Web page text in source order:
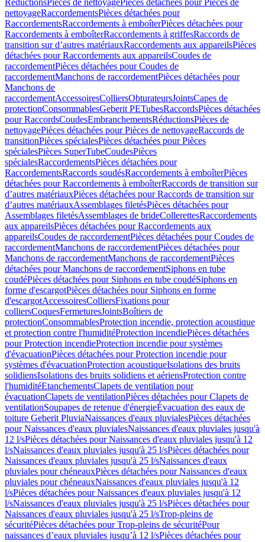
RéductionsPièces de nettoyagePièces détachées pour Pièces de
nettoyageRaccordementsPièces détachées pour
RaccordementsRaccordements à emboîterPièces détachées pour
Raccordements à emboîterRaccordements à griffesRaccords de
transition sur d’autres matériauxRaccordements aux appareilsPièces
détachées pour Raccordements aux appareilsCoudes de
raccordementPièces détachées pour Coudes de
raccordementManchons de raccordementPièces détachées pour
Manchons de
raccordementAccessoiresColliersObturateursJointsCapes de
protectionConsommablesGeberit PETubesRaccordsPièces détachées
pour RaccordsCoudesEmbranchementsRéductionsPièces de
nettoyagePièces détachées pour Pièces de nettoyageRaccords de
transitionPièces spécialesPièces détachées pour Pièces
spécialesPièces SuperTubeCoudesPièces
spécialesRaccordementsPièces détachées pour
RaccordementsRaccords soudésRaccordements à emboîterPièces
détachées pour Raccordements à emboîterRaccords de transition sur
d’autres matériauxPièces détachées pour Raccords de transition sur
d’autres matériauxAssemblages filetésPièces détachées pour
Assemblages filetésAssemblages de brideCollerettesRaccordements
aux appareilsPièces détachées pour Raccordements aux
appareilsCoudes de raccordementPièces détachées pour Coudes de
raccordementManchons de raccordementPièces détachées pour
Manchons de raccordementManchons de raccordementPièces
détachées pour Manchons de raccordementSiphons en tube
coudéPièces détachées pour Siphons en tube coudéSiphons en
forme d'escargotPièces détachées pour Siphons en forme
d'escargotAccessoiresColliersFixations pour
colliersCoquesFermeturesJointsBoîtiers de
protectionConsommablesProtection incendie, protection acoustique
et protection contre l'humiditéProtection incendiePièces détachées
pour Protection incendieProtection incendie pour systèmes
d'évacuationPièces détachées pour Protection incendie pour
systèmes d'évacuationProtection acoustiqueIsolations des bruits
solidiensIsolations des bruits solidiens et aériensProtection contre
l'humiditéEtanchementsClapets de ventilation pour
évacuationClapets de ventilationPièces détachées pour Clapets de
ventilationSoupapes de retenue d'énergieÉvacuation des eaux de
toiture Geberit PluviaNaissances d'eaux pluvialesPièces détachées
pour Naissances d'eaux pluvialesNaissances d'eaux pluviales jusqu'à
12 l/sPièces détachées pour Naissances d'eaux pluviales jusqu'à 12
l/sNaissances d'eaux pluviales jusqu'à 25 l/sPièces détachées pour
Naissances d'eaux pluviales jusqu'à 25 l/sNaissances d'eaux
pluviales pour chéneauxPièces détachées pour Naissances d'eaux
pluviales pour chéneauxNaissances d'eaux pluviales jusqu'à 12
l/sPièces détachées pour Naissances d'eaux pluviales jusqu'à 12
l/sNaissances d'eaux pluviales jusqu'à 25 l/sPièces détachées pour
Naissances d'eaux pluviales jusqu'à 25 l/sTrop-pleins de
sécuritéPièces détachées pour Trop-pleins de sécuritéPour
naissances d’eaux pluviales jusqu’à 12 l/sPièces détachées pour